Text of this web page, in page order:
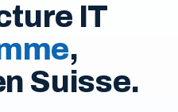
IT
,
Suisse.